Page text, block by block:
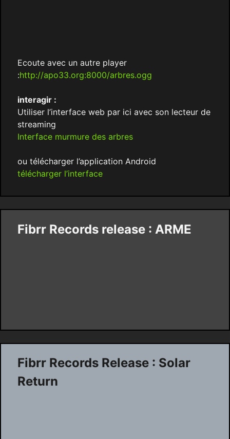
Ecoute avec un autre player
:http://apo33.org:8000/arbres.ogg
interagir :
Utiliser l’interface web par ici avec son lecteur de
streaming
Interface murmure des arbres
ou télécharger l’application Android
télécharger l’interface
Fibrr Records release : ARME
Fibrr Records Release : Solar
Return